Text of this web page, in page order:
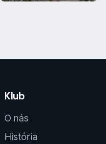
Klub
O nás
História